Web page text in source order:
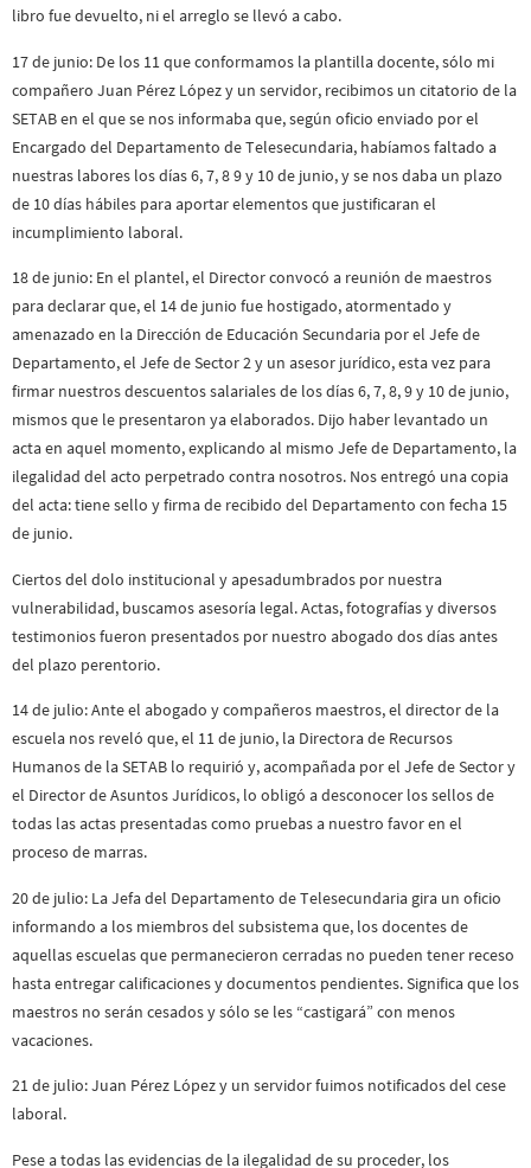
libro fue devuelto, ni el arreglo se llevó a cabo.
17 de junio: De los 11 que conformamos la plantilla docente, sólo mi
compañero Juan Pérez López y un servidor, recibimos un citatorio de la
SETAB en el que se nos informaba que, según oficio enviado por el
Encargado del Departamento de Telesecundaria, habíamos faltado a
nuestras labores los días 6, 7, 8 9 y 10 de junio, y se nos daba un plazo
de 10 días hábiles para aportar elementos que justificaran el
incumplimiento laboral.
18 de junio: En el plantel, el Director convocó a reunión de maestros
para declarar que, el 14 de junio fue hostigado, atormentado y
amenazado en la Dirección de Educación Secundaria por el Jefe de
Departamento, el Jefe de Sector 2 y un asesor jurídico, esta vez para
firmar nuestros descuentos salariales de los días 6, 7, 8, 9 y 10 de junio,
mismos que le presentaron ya elaborados. Dijo haber levantado un
acta en aquel momento, explicando al mismo Jefe de Departamento, la
ilegalidad del acto perpetrado contra nosotros. Nos entregó una copia
del acta: tiene sello y firma de recibido del Departamento con fecha 15
de junio.
Ciertos del dolo institucional y apesadumbrados por nuestra
vulnerabilidad, buscamos asesoría legal. Actas, fotografías y diversos
testimonios fueron presentados por nuestro abogado dos días antes
del plazo perentorio.
14 de julio: Ante el abogado y compañeros maestros, el director de la
escuela nos reveló que, el 11 de junio, la Directora de Recursos
Humanos de la SETAB lo requirió y, acompañada por el Jefe de Sector y
el Director de Asuntos Jurídicos, lo obligó a desconocer los sellos de
todas las actas presentadas como pruebas a nuestro favor en el
proceso de marras.
20 de julio: La Jefa del Departamento de Telesecundaria gira un oficio
informando a los miembros del subsistema que, los docentes de
aquellas escuelas que permanecieron cerradas no pueden tener receso
hasta entregar calificaciones y documentos pendientes. Significa que los
maestros no serán cesados y sólo se les “castigará” con menos
vacaciones.
21 de julio: Juan Pérez López y un servidor fuimos notificados del cese
laboral.
Pese a todas las evidencias de la ilegalidad de su proceder, los